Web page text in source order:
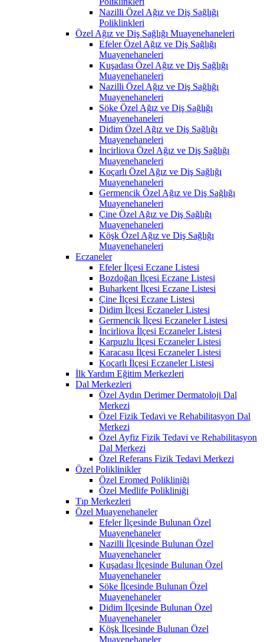
Nazilli Özel Ağız ve Diş Sağlığı
Poliklinkleri
Özel Ağız ve Diş Sağlığı Muayenehaneleri
Efeler Özel Ağız ve Diş Sağlığı
Muayenehaneleri
Kuşadası Özel Ağız ve Diş Sağlığı
Muayenehaneleri
Nazilli Özel Ağız ve Diş Sağlığı
Muayenehaneleri
Söke Özel Ağız ve Diş Sağlığı
Muayenehaneleri
Didim Özel Ağız ve Diş Sağlığı
Muayenehaneleri
İncirliova Özel Ağız ve Diş Sağlığı
Muayenehaneleri
Koçarlı Özel Ağız ve Diş Sağlığı
Muayenehaneleri
Germencik Özel Ağız ve Diş Sağlığı
Muayenehaneleri
Çine Özel Ağız ve Diş Sağlığı
Muayenehaneleri
Köşk Özel Ağız ve Diş Sağlığı
Muayenehaneleri
Eczaneler
Efeler İlçesi Eczane Listesi
Bozdoğan İlçesi Eczane Listesi
Buharkent İlçesi Eczane Listesi
Çine İlçesi Eczane Listesi
Didim İlçesi Eczaneler Listesi
Germencik İlçesi Eczaneler Listesi
İncirliova İlçesi Eczaneler Listesi
Karpuzlu İlçesi Eczaneler Listesi
Karacasu İlçesi Eczaneler Listesi
Koçarlı İlçesi Eczaneler Listesi
İlk Yardım Eğitim Merkezleri
Dal Merkezleri
Özel Aydın Derimer Dermatoloji Dal
Merkezi
Özel Fizik Tedavi ve Rehabilitasyon Dal
Merkezi
Özel Ayfiz Fizik Tedavi ve Rehabilitasyon
Dal Merkezi
Özel Referans Fizik Tedavi Merkezi
Özel Poliklinikler
Özel Eromed Polikliniği
Özel Medlife Polikliniği
Tıp Merkezleri
Özel Muayenehaneler
Efeler İlçesinde Bulunan Özel
Muayenehaneler
Nazilli İlçesinde Bulunan Özel
Muayenehaneler
Kuşadası İlçesinde Bulunan Özel
Muayenehaneler
Söke İlçesinde Bulunan Özel
Muayenehaneler
Didim İlçesinde Bulunan Özel
Muayenehaneler
Köşk İlçesinde Bulunan Özel
Muayenehaneler